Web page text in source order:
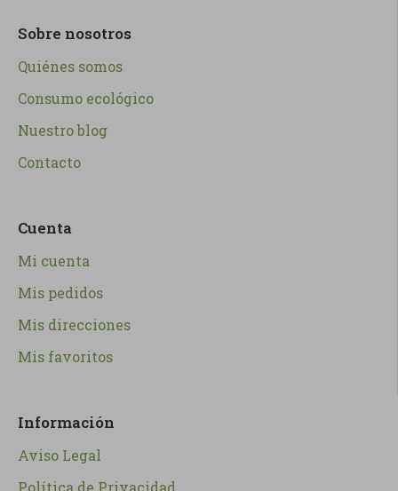
Sobre nosotros
Quiénes somos
Consumo ecológico
Nuestro blog
Contacto
Cuenta
Mi cuenta
Mis pedidos
Mis direcciones
Mis favoritos
Información
Aviso Legal
Política de Privacidad